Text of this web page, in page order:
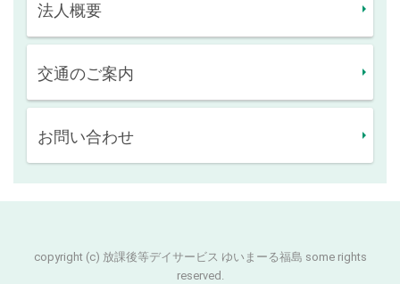
法人概要
交通のご案内
お問い合わせ
copyright (c) 放課後等デイサービス ゆいまーる福島 some rights
reserved.